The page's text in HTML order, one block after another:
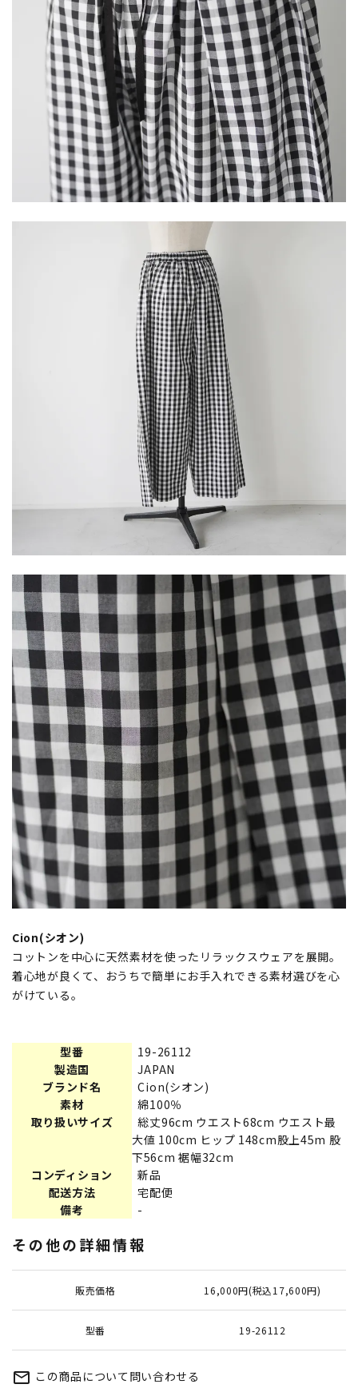
Cion(シオン)
コットンを中心に天然素材を使ったリラックスウェアを展開。
着心地が良くて、おうちで簡単にお手入れできる素材選びを心
がけている。
型番
19-26112
製造国
JAPAN
ブランド名
Cion(シオン)
素材
綿100％
取り扱いサイズ
総丈96cm ウエスト68cm ウエスト最
大値 100cm ヒップ 148cm股上45m 股
下56cm 裾幅32cm
コンディション
新品
配送方法
宅配便
備考
-
その他の詳細情報
販売価格 16,000円(税込17,600円)
型番 19-26112
mail_outline この商品について問い合わせる